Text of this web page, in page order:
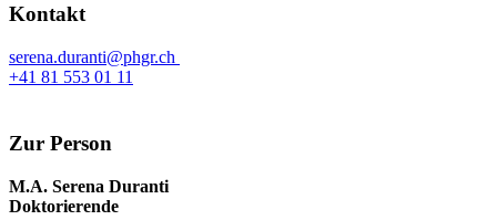
Kontakt
serena.duranti@phgr.ch
+41 81 553 01 11
Zur Person
M.A. Serena Duranti
Doktorierende